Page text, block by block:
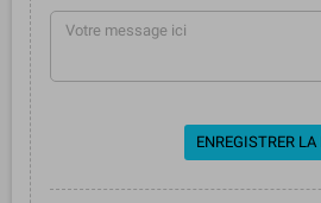
ENREGISTRER